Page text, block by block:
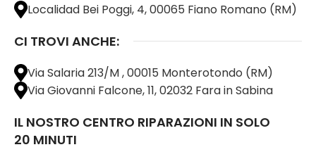
Localidad Bei Poggi, 4, 00065 Fiano Romano (RM)
CI TROVI ANCHE:
Via Salaria 213/M , 00015 Monterotondo (RM)
Via Giovanni Falcone, 11, 02032 Fara in Sabina
IL NOSTRO CENTRO RIPARAZIONI IN SOLO
20 MINUTI